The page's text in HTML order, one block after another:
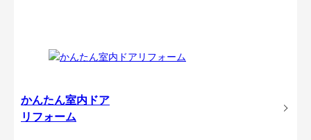
かんたん室内ドア
リフォーム